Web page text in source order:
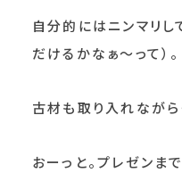
自分的にはニンマリし
だけるかなぁ～って）。
古材も取り入れながら・
おーっと。プレゼンま